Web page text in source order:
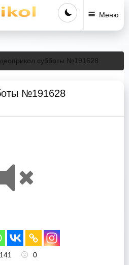
Меню
субботы №191628
№191628
0